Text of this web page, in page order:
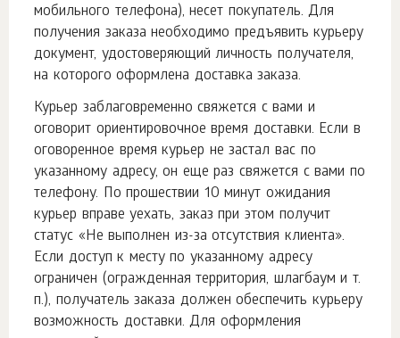
мобильного телефона), несет покупатель. Для
получения заказа необходимо предъявить курьеру
документ, удостоверяющий личность получателя,
на которого оформлена доставка заказа.
Курьер заблаговременно свяжется с вами и
оговорит ориентировочное время доставки. Если в
оговоренное время курьер не застал вас по
указанному адресу, он еще раз свяжется с вами по
телефону. По прошествии 10 минут ожидания
курьер вправе уехать, заказ при этом получит
статус «Не выполнен из-за отсутствия клиента».
Если доступ к месту по указанному адресу
ограничен (огражденная территория, шлагбаум и т.
п.), получатель заказа должен обеспечить курьеру
возможность доставки. Для оформления